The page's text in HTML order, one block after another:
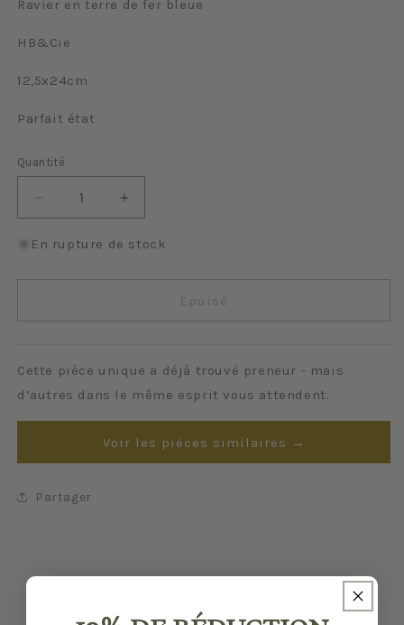
Ravier en terre de fer bleue
HB&Cie
12,5x24cm
Parfait état
Quantité
Quantité
Réduire
la
quantité
Couronne
Augmenter
la
quantité
Couronne
En rupture de stock
Épuisé
Cette pièce unique a déjà trouvé preneur - mais
d’autres dans le même esprit vous attendent.
Voir les pièces similaires →
Partager